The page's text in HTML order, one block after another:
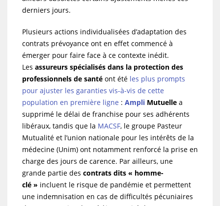
derniers jours.
Plusieurs actions individualisées d’adaptation des
contrats prévoyance ont en effet commencé à
émerger pour faire face à ce contexte inédit.
Les assureurs spécialisés dans la protection des
professionnels de santé ont été les plus prompts
pour ajuster les garanties vis-à-vis de cette
population en première ligne : Ampli Mutuelle a
supprimé le délai de franchise pour ses adhérents
libéraux, tandis que la MACSF, le groupe Pasteur
Mutualité et l’union nationale pour les intérêts de la
médecine (Unim) ont notamment renforcé la prise en
charge des jours de carence. Par ailleurs, une
grande partie des contrats dits « homme-
clé » incluent le risque de pandémie et permettent
une indemnisation en cas de difficultés pécuniaires